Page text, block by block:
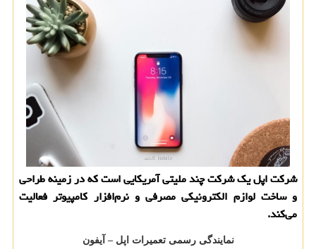
شركت اپل یك شركت چند ملیتی آمریكایی است كه در زمینه طراحی
و ساخت لوازم الكترونیكی مصرفی و نرم‌افزار كامپیوتر فعالیت
می‌كند.
نمایندگی رسمی تعمیرات اپل – آیفون